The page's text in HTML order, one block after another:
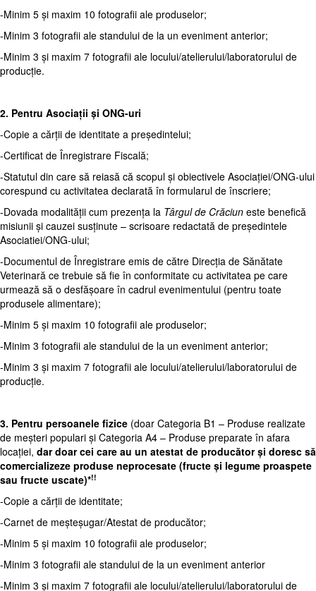
-Minim 5 și maxim 10 fotografii ale produselor;
-Minim 3 fotografii ale standului de la un eveniment anterior;
-Minim 3 și maxim 7 fotografii ale locului/atelierului/laboratorului de
producție.
2. Pentru Asociații și ONG-uri
-Copie a cărții de identitate a președintelui;
-Certificat de Înregistrare Fiscală;
-Statutul din care să reiasă că scopul și obiectivele Asociației/ONG-ului
corespund cu activitatea declarată în formularul de înscriere;
-Dovada modalității cum prezența la Târgul de Crăciun este benefică
misiunii și cauzei susținute – scrisoare redactată de președintele
Asociatiei/ONG-ului;
-Documentul de Înregistrare emis de către Direcția de Sănătate
Veterinară ce trebuie să fie în conformitate cu activitatea pe care
urmează să o desfășoare în cadrul evenimentului (pentru toate
produsele alimentare);
-Minim 5 și maxim 10 fotografii ale produselor;
-Minim 3 fotografii ale standului de la un eveniment anterior;
-Minim 3 și maxim 7 fotografii ale locului/atelierului/laboratorului de
producție.
3. Pentru persoanele fizice (doar Categoria B1 – Produse realizate
de meșteri populari și Categoria A4 – Produse preparate în afara
locației, dar doar cei care au un atestat de producător și doresc să
comercializeze produse neprocesate (fructe și legume proaspete
sau fructe uscate)*!!
-Copie a cărții de identitate;
-Carnet de meșteșugar/Atestat de producător;
-Minim 5 și maxim 10 fotografii ale produselor;
-Minim 3 fotografii ale standului de la un eveniment anterior
-Minim 3 și maxim 7 fotografii ale locului/atelierului/laboratorului de